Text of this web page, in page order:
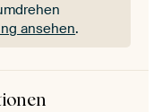
ansehen.
ansehen